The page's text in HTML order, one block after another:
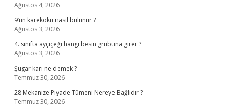
Ağustos 4, 2026
9’un karekökü nasıl bulunur ?
Ağustos 3, 2026
4. sınıfta ayçiçeği hangi besin grubuna girer ?
Ağustos 3, 2026
Şugar karı ne demek ?
Temmuz 30, 2026
28 Mekanize Piyade Tümeni Nereye Bağlıdır ?
Temmuz 30, 2026